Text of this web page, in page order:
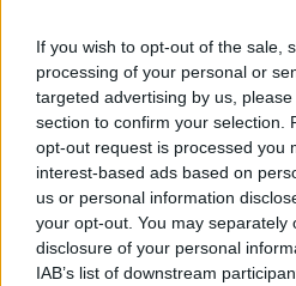
If you wish to opt-out of the sale,
processing of your personal or
targeted advertising by us,
section to confirm your selection.
opt-out request is processed you
interest-based ads based on
us or personal information
your opt-out. You may separately
disclosure of your personal
IAB’s list of downstream
Deutsch
Forum software by XenForo® Forum software by